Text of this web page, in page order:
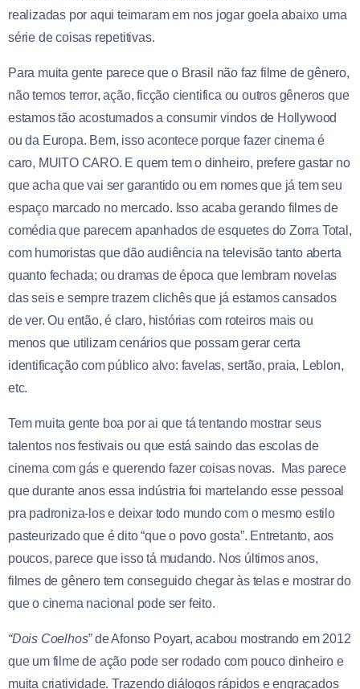
realizadas por aqui teimaram em nos jogar goela abaixo uma
série de coisas repetitivas.
Para muita gente parece que o Brasil não faz filme de gênero,
não temos terror, ação, ficção cientifica ou outros gêneros que
estamos tão acostumados a consumir vindos de Hollywood
ou da Europa. Bem, isso acontece porque fazer cinema é
caro, MUITO CARO. E quem tem o dinheiro, prefere gastar no
que acha que vai ser garantido ou em nomes que já tem seu
espaço marcado no mercado. Isso acaba gerando filmes de
comédia que parecem apanhados de esquetes do Zorra Total,
com humoristas que dão audiência na televisão tanto aberta
quanto fechada; ou dramas de época que lembram novelas
das seis e sempre trazem clichês que já estamos cansados
de ver. Ou então, é claro, histórias com roteiros mais ou
menos que utilizam cenários que possam gerar certa
identificação com público alvo: favelas, sertão, praia, Leblon,
etc.
Tem muita gente boa por ai que tá tentando mostrar seus
talentos nos festivais ou que está saindo das escolas de
cinema com gás e querendo fazer coisas novas. Mas parece
que durante anos essa indústria foi martelando esse pessoal
pra padroniza-los e deixar todo mundo com o mesmo estilo
pasteurizado que é dito “que o povo gosta”. Entretanto, aos
poucos, parece que isso tá mudando. Nos últimos anos,
filmes de gênero tem conseguido chegar às telas e mostrar do
que o cinema nacional pode ser feito.
“Dois Coelhos”de Afonso Poyart, acabou mostrando em 2012
que um filme de ação pode ser rodado com pouco dinheiro e
muita criatividade. Trazendo diálogos rápidos e engraçados